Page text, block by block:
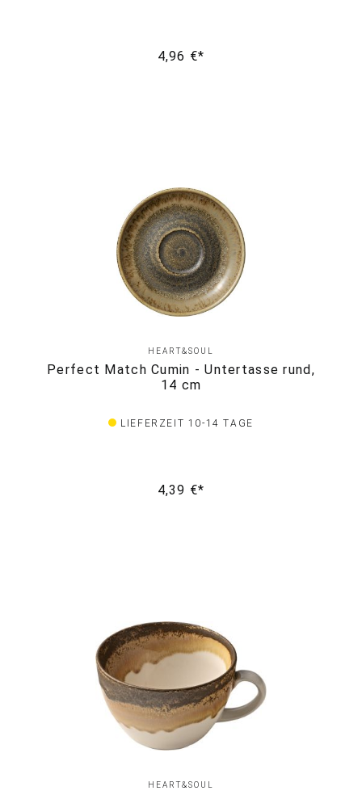
4,96 €*
HEART&SOUL
Perfect Match Cumin - Untertasse rund,
14 cm
LIEFERZEIT 10-14 TAGE
4,39 €*
HEART&SOUL